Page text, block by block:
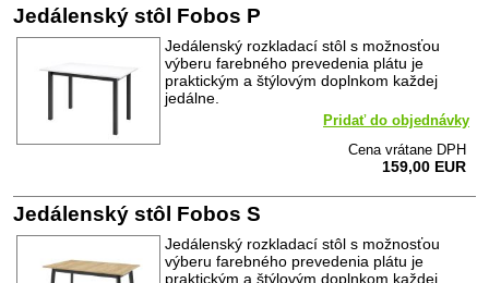
Jedálenský stôl Fobos P
Jedálenský rozkladací stôl s možnosťou
výberu farebného prevedenia plátu je
praktickým a štýlovým doplnkom každej
jedálne.
Pridať do objednávky
Cena vrátane DPH
159,00 EUR
Jedálenský stôl Fobos S
Jedálenský rozkladací stôl s možnosťou
výberu farebného prevedenia plátu je
praktickým a štýlovým doplnkom každej